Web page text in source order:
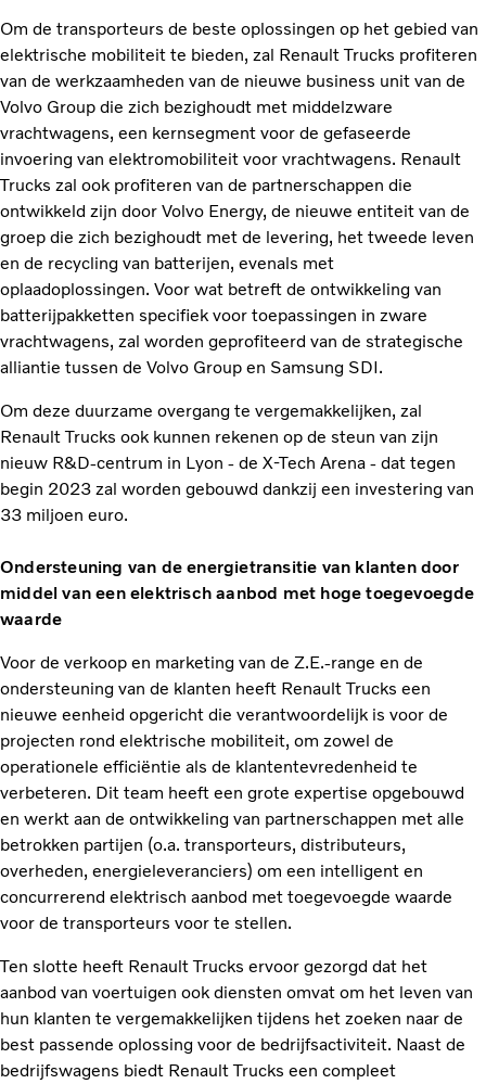
Om de transporteurs de beste oplossingen op het gebied van
elektrische mobiliteit te bieden, zal Renault Trucks profiteren
van de werkzaamheden van de nieuwe business unit van de
Volvo Group die zich bezighoudt met middelzware
vrachtwagens, een kernsegment voor de gefaseerde
invoering van elektromobiliteit voor vrachtwagens. Renault
Trucks zal ook profiteren van de partnerschappen die
ontwikkeld zijn door Volvo Energy, de nieuwe entiteit van de
groep die zich bezighoudt met de levering, het tweede leven
en de recycling van batterijen, evenals met
oplaadoplossingen. Voor wat betreft de ontwikkeling van
batterijpakketten specifiek voor toepassingen in zware
vrachtwagens, zal worden geprofiteerd van de strategische
alliantie tussen de Volvo Group en Samsung SDI.
Om deze duurzame overgang te vergemakkelijken, zal
Renault Trucks ook kunnen rekenen op de steun van zijn
nieuw R&D-centrum in Lyon - de X-Tech Arena - dat tegen
begin 2023 zal worden gebouwd dankzij een investering van
33 miljoen euro.
Ondersteuning van de energietransitie van klanten door
middel van een elektrisch aanbod met hoge toegevoegde
waarde
Voor de verkoop en marketing van de Z.E.-range en de
ondersteuning van de klanten heeft Renault Trucks een
nieuwe eenheid opgericht die verantwoordelijk is voor de
projecten rond elektrische mobiliteit, om zowel de
operationele efficiëntie als de klantentevredenheid te
verbeteren. Dit team heeft een grote expertise opgebouwd
en werkt aan de ontwikkeling van partnerschappen met alle
betrokken partijen (o.a. transporteurs, distributeurs,
overheden, energieleveranciers) om een intelligent en
concurrerend elektrisch aanbod met toegevoegde waarde
voor de transporteurs voor te stellen.
Ten slotte heeft Renault Trucks ervoor gezorgd dat het
aanbod van voertuigen ook diensten omvat om het leven van
hun klanten te vergemakkelijken tijdens het zoeken naar de
best passende oplossing voor de bedrijfsactiviteit. Naast de
bedrijfswagens biedt Renault Trucks een compleet